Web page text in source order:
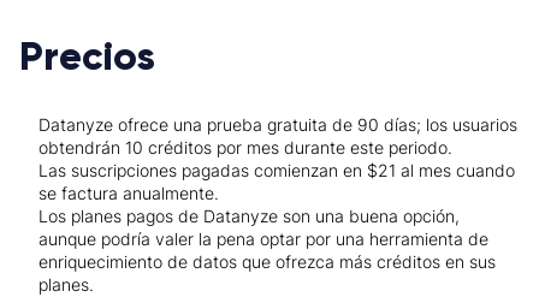
Precios
Datanyze ofrece una prueba gratuita de 90 días; los usuarios
obtendrán 10 créditos por mes durante este periodo.
Las suscripciones pagadas comienzan en $21 al mes cuando
se factura anualmente.
Los planes pagos de Datanyze son una buena opción,
aunque podría valer la pena optar por una herramienta de
enriquecimiento de datos que ofrezca más créditos en sus
planes.